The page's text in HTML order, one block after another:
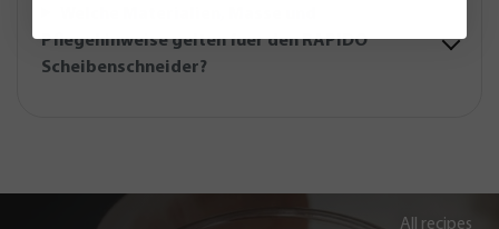
Pflegehinweise gelten fuer den RAPIDO
Scheibenschneider?
All recipes